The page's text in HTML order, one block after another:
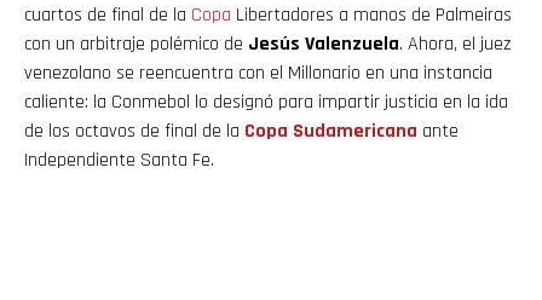
cuartos de final de la Copa Libertadores a manos de Palmeiras
con un arbitraje polémico de Jesús Valenzuela. Ahora, el juez
venezolano se reencuentra con el Millonario en una instancia
caliente: la Conmebol lo designó para impartir justicia en la ida
de los octavos de final de la Copa Sudamericana ante
Independiente Santa Fe.